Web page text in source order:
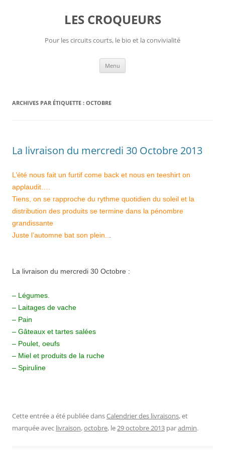
LES CROQUEURS
Pour les circuits courts, le bio et la convivialité
Menu
ARCHIVES PAR ÉTIQUETTE : OCTOBRE
La livraison du mercredi 30 Octobre 2013
L’été nous fait un furtif come back et nous en teeshirt on
applaudit….
Tiens, on se rapproche du rythme quotidien du soleil et la
distribution des produits se termine dans la pénombre
grandissante
Juste l’automne bat son plein..
La livraison du mercredi 30 Octobre :
– Légumes.
– Laitages de vache
– Pain
– Gâteaux et tartes salées
– Poulet, oeufs
– Miel et produits de la ruche
– Spiruline
Cette entrée a été publiée dansCalendrier des livraisons, et
marquée avec livraison,octobre, le29 octobre 2013 paradmin.